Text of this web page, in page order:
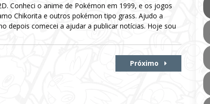
Conheci o anime de Pokémon em 1999, e os jogos
Chikorita e outros pokémon tipo grass. Ajudo a
depois comecei a ajudar a publicar notícias. Hoje sou
Próximo